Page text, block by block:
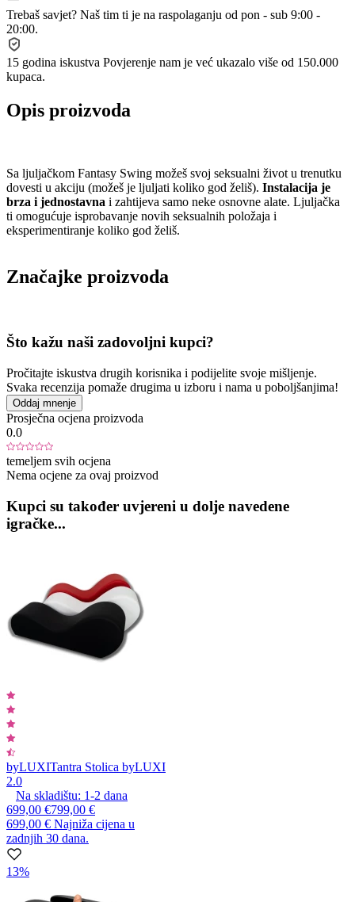
Trebaš savjet? Naš tim ti je na raspolaganju od pon - sub 9:00 -
20:00.
15 godina iskustva Povjerenje nam je već ukazalo više od 150.000
kupaca.
Opis proizvoda
Sa ljuljačkom Fantasy Swing možeš svoj seksualni život u trenutku
dovesti u akciju (možeš je ljuljati koliko god želiš). Instalacija je
brza i jednostavna i zahtijeva samo neke osnovne alate. Ljuljačka
ti omogućuje isprobavanje novih seksualnih položaja i
eksperimentiranje koliko god želiš.
Značajke proizvoda
Što kažu naši zadovoljni kupci?
Pročitajte iskustva drugih korisnika i podijelite svoje mišljenje.
Svaka recenzija pomaže drugima u izboru i nama u poboljšanjima!
Oddaj mnenje
Prosječna ocjena proizvoda
0.0
temeljem svih ocjena
Nema ocjene za ovaj proizvod
Kupci su također uvjereni u dolje navedene
igračke...
byLUXITantra Stolica byLUXI
2.0
Na skladištu: 1-2 dana
699,00 €799,00 €
699,00 € Najniža cijena u
zadnjih 30 dana.
13%